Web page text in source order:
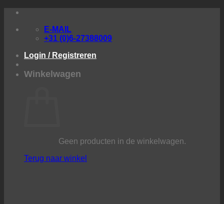
inhoud
E-MAIL
+31 (0)6-27388009
Login / Registreren
Winkelwagen
Geen producten in de winkelwagen.
Terug naar winkel